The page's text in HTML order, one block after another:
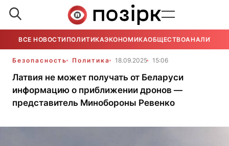
ВСЕ НОВОСТИ ПОЛИТИКАЭКОНОМИКАОБЩЕСТВОАНАЛИТИКА
Безопасность Политика 18.09.2025 15:06
Латвия не может получать от Беларуси
информацию о приближении дронов —
представитель Минобороны Ревенко